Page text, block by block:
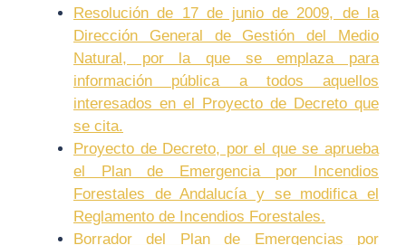
Resolución de 17 de junio de 2009, de la
Dirección General de Gestión del Medio
Natural, por la que se emplaza para
información pública a todos aquellos
interesados en el Proyecto de Decreto que
se cita.
Proyecto de Decreto, por el que se aprueba
el Plan de Emergencia por Incendios
Forestales de Andalucía y se modifica el
Reglamento de Incendios Forestales.
Borrador del Plan de Emergencias por